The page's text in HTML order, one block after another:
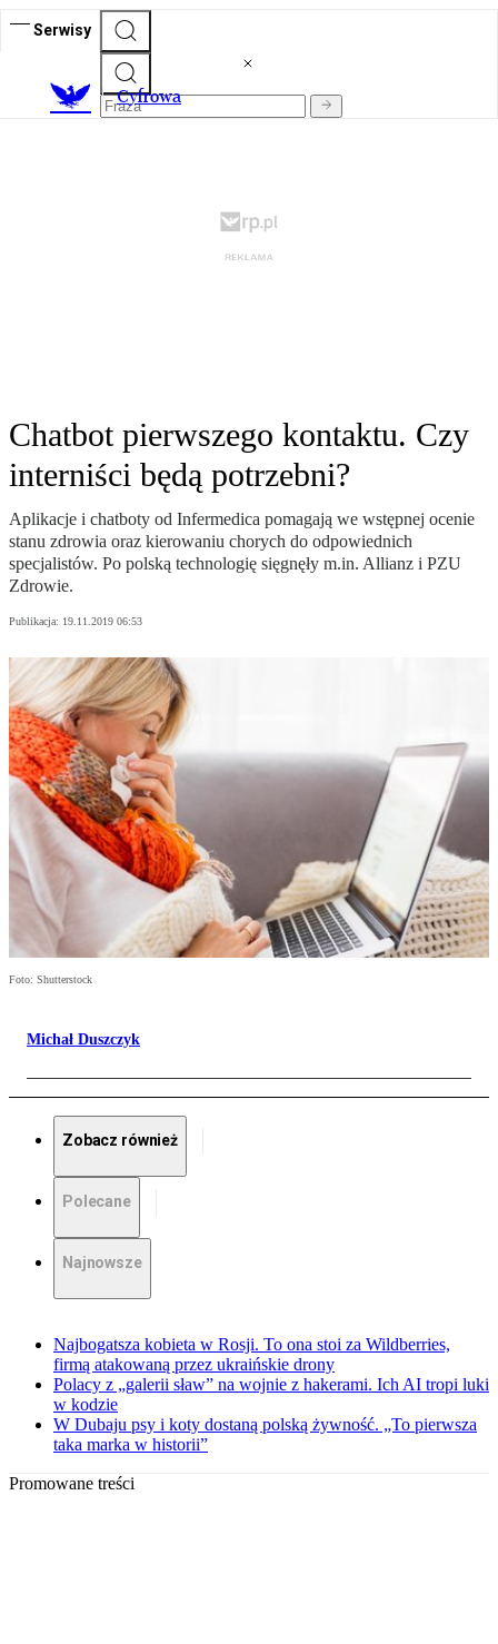
Serwisy
Cyfrowa
Chatbot pierwszego kontaktu. Czy
interniści będą potrzebni?
Aplikacje i chatboty od Infermedica pomagają we wstępnej ocenie
stanu zdrowia oraz kierowaniu chorych do odpowiednich
specjalistów. Po polską technologię sięgnęły m.in. Allianz i PZU
Zdrowie.
Publikacja: 19.11.2019 06:53
Foto: Shutterstock
Michał Duszczyk
Zobacz również
Polecane
Najnowsze
Najbogatsza kobieta w Rosji. To ona stoi za Wildberries,
firmą atakowaną przez ukraińskie drony
Polacy z „galerii sław” na wojnie z hakerami. Ich AI tropi luki
w kodzie
W Dubaju psy i koty dostaną polską żywność. „To pierwsza
taka marka w historii”
Promowane treści